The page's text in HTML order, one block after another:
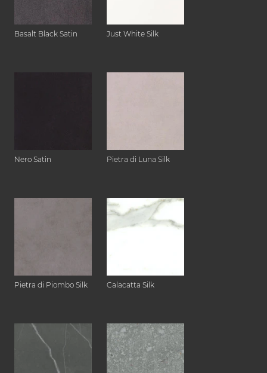
Basalt Black Satin Just White Silk
Nero Satin Pietra di Luna Silk
Pietra di Piombo Silk Calacatta Silk